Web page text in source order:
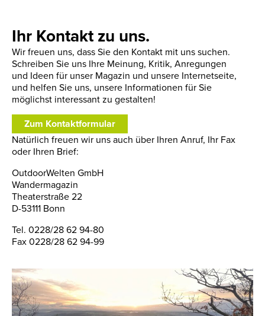
Ihr Kontakt zu uns.
Wir freuen uns, dass Sie den Kontakt mit uns suchen.
Schreiben Sie uns Ihre Meinung, Kritik, Anregungen
und Ideen für unser Magazin und unsere Internetseite,
und helfen Sie uns, unsere Informationen für Sie
möglichst interessant zu gestalten!
Zum Kontaktformular
Natürlich freuen wir uns auch über Ihren Anruf, Ihr Fax
oder Ihren Brief:
OutdoorWelten GmbH
Wandermagazin
Theaterstraße 22
D-53111 Bonn
Tel. 0228/28 62 94-80
Fax 0228/28 62 94-99